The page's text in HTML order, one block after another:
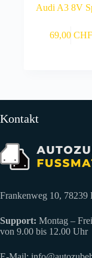
Audi A3 8V
69,00 CHF
Kontakt
Frankenweg 10, 78239
Support: Montag –
von 9.00 bis 12.00 Uhr